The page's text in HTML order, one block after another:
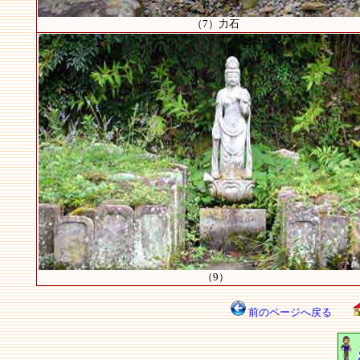
（7）力石
（9）
前のページへ戻る